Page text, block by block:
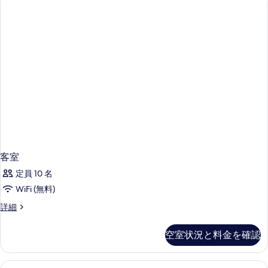
客室
定員 10 名
WiFi (無料)
詳細
客
細
空室状況と料金を確認